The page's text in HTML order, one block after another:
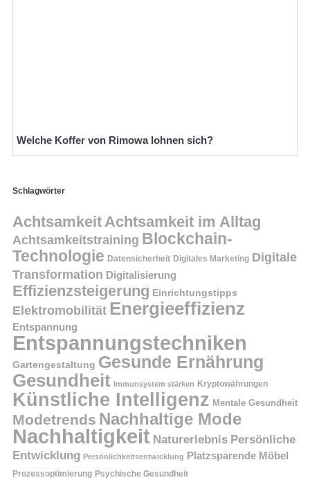
Welche Koffer von Rimowa lohnen sich?
Schlagwörter
AchtsamkeitAchtsamkeit im Alltag
Achtsamkeitstraining Blockchain-
Technologie Datensicherheit Digitales Marketing Digitale
Transformation Digitalisierung
Effizienzsteigerung Einrichtungstipps
Elektromobilität Energieeffizienz
Entspannung
Entspannungstechniken
Gartengestaltung Gesunde Ernährung
Gesundheit Immunsystem stärken Kryptowährungen
Künstliche Intelligenz Mentale Gesundheit
Modetrends Nachhaltige Mode
Nachhaltigkeit Naturerlebnis Persönliche
Entwicklung Persönlichkeitsentwicklung Platzsparende Möbel
Prozessoptimierung Psychische Gesundheit